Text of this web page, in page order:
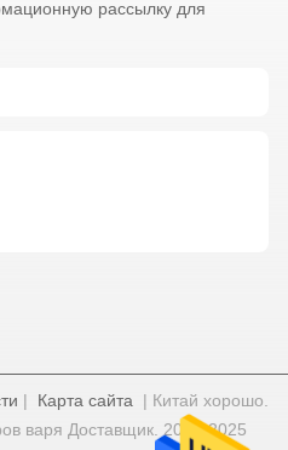
рассылку для
| Карта сайта| Китай хорошо.
варя Доставщик. 2022-2025